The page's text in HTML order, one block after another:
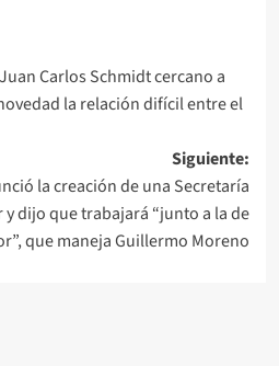
Carlos Schmidt cercano a
la relación difícil entre el
Siguiente:
la creación de una Secretaría
dijo que trabajará “junto a la de
que maneja Guillermo Moreno